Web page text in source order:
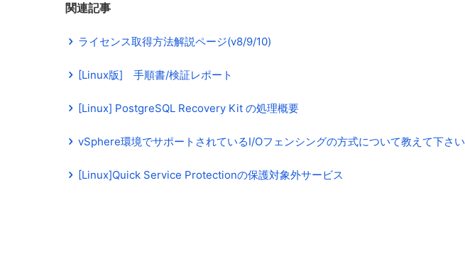
関連記事
ライセンス取得方法解説ページ(v8/9/10)
[Linux版] 手順書/検証レポート
[Linux] PostgreSQL Recovery Kit の処理概要
vSphere環境でサポートされているI/Oフェンシングの方式について教えて下さい
[Linux]Quick Service Protectionの保護対象外サービス